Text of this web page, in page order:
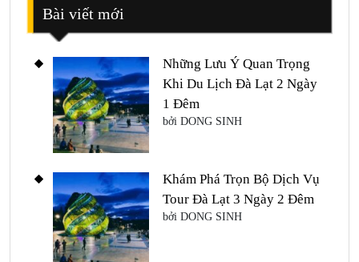
Bài viết mới
Những Lưu Ý Quan Trọng
Khi Du Lịch Đà Lạt 2 Ngày
1 Đêm
bởi DONG SINH
Khám Phá Trọn Bộ Dịch Vụ
Tour Đà Lạt 3 Ngày 2 Đêm
bởi DONG SINH